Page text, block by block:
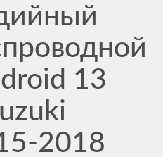
13
2018